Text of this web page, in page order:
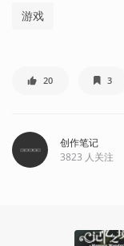
游戏
20 3
创作笔记
3823 人关注